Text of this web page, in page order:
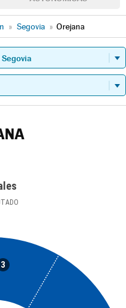
» Segovia » Orejana
3